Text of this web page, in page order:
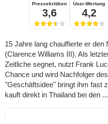
Pressekritiken
3,6
User-Wertung
4,2
15 Jahre lang chauffierte er
(Clarence Williams III). Als
Zeitliche segnet, nutzt Frank
Chance und wird Nachfolger
"Geschäftsidee" bringt ihm fast
kauft direkt in Thailand bei den ...